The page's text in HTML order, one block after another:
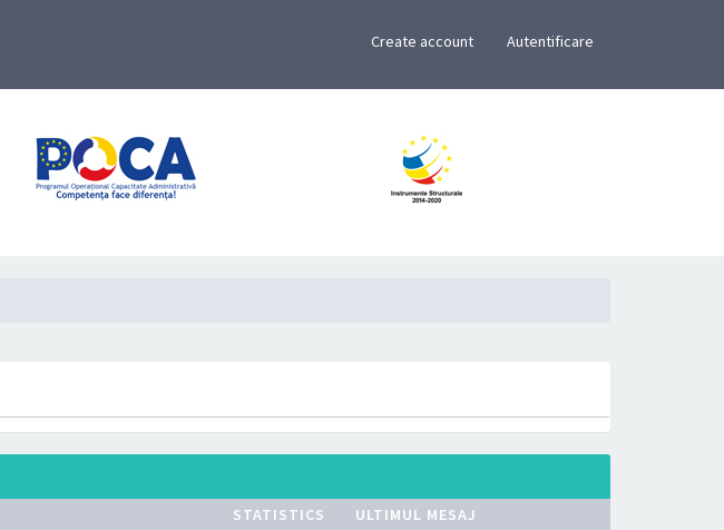
Create account Autentificare
STATISTICS ULTIMUL MESAJ